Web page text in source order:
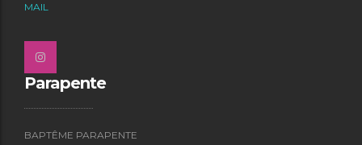
MAIL
Parapente
BAPTÊME PARAPENTE